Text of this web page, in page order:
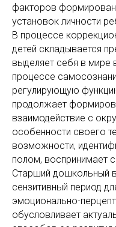
факторов
установок личности
В процессе
детей складывается
выделяет себя в мире
процессе
регулирующую
продолжает
взаимодействие с
особенности своего
возможности,
полом, воспринимает
Старший дошкольный
сензитивный период
эмоционально-
обусловливает